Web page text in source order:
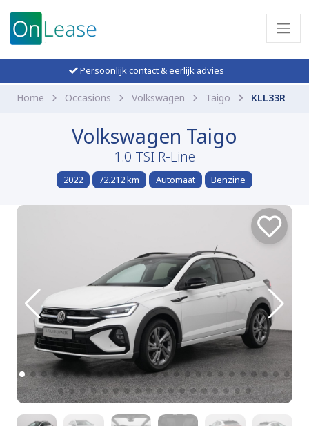
Persoonlijk contact & eerlijk advies
Home Occasions Volkswagen Taigo KLL33R
Volkswagen Taigo
1.0 TSI R-Line
2022 72.212 km Automaat Benzine